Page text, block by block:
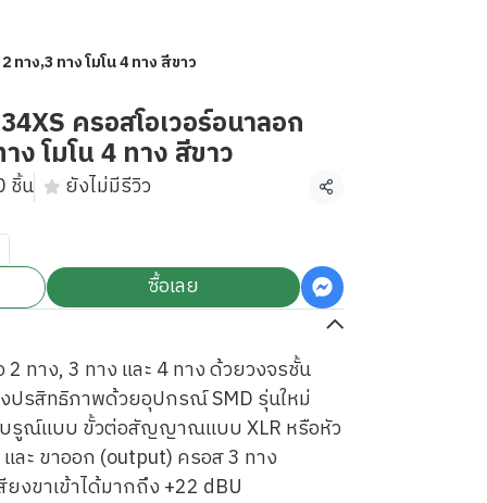
ทาง,3 ทาง โมโน 4 ทาง สีขาว
ครอสโอเวอร์อนาลอก
ง โมโน 4 ทาง สีขาว
ชิ้น ยังไม่มีรีวิว แชร์
ซื้อเลย
2 ทาง, 3 ทาง และ 4 ทาง ด้วยวงจรชั้น
ปรสิทธิภาพด้วยอุปกรณ์ SMD รุ่นใหม่
รูณ์แบบ ขั้วต่อสัญญาณแบบ XLR หรือหัว
ละ ขาออก (output) ครอส 3 ทาง
ขาเข้าได้มากถึง +22 dBU